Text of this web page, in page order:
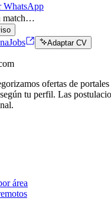
WhatsApp
match…
Adaptar CV
ofertas de
tu perfil. Las
área